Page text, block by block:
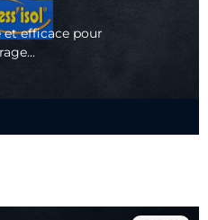
efficace pour